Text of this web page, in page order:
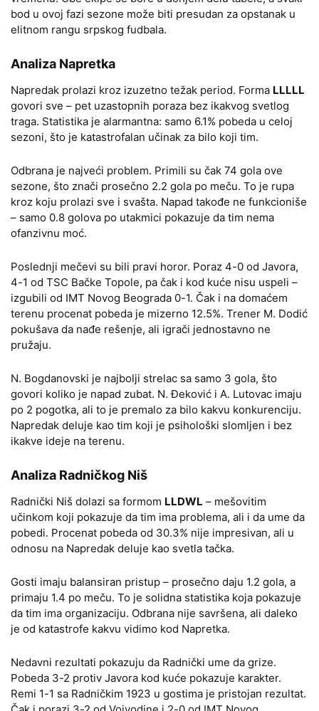
bod u ovoj fazi sezone može biti presudan za opstanak u
elitnom rangu srpskog fudbala.
Analiza Napretka
Napredak prolazi kroz izuzetno težak period. Forma LLLLL
govori sve – pet uzastopnih poraza bez ikakvog svetlog
traga. Statistika je alarmantna: samo 6.1% pobeda u celoj
sezoni, što je katastrofalan učinak za bilo koji tim.
Odbrana je najveći problem. Primili su čak 74 gola ove
sezone, što znači prosečno 2.2 gola po meču. To je rupa
kroz koju prolazi sve i svašta. Napad takođe ne funkcioniše
– samo 0.8 golova po utakmici pokazuje da tim nema
ofanzivnu moć.
Poslednji mečevi su bili pravi horor. Poraz 4-0 od Javora,
4-1 od TSC Bačke Topole, pa čak i kod kuće nisu uspeli –
izgubili od IMT Novog Beograda 0-1. Čak i na domaćem
terenu procenat pobeda je mizerno 12.5%. Trener M. Dodić
pokušava da nađe rešenje, ali igrači jednostavno ne
pružaju.
N. Bogdanovski je najbolji strelac sa samo 3 gola, što
govori koliko je napad zubat. N. Đeković i A. Lutovac imaju
po 2 pogotka, ali to je premalo za bilo kakvu konkurenciju.
Napredak deluje kao tim koji je psihološki slomljen i bez
ikakve ideje na terenu.
Analiza Radničkog Niš
Radnički Niš dolazi sa formom LLDWL – mešovitim
učinkom koji pokazuje da tim ima problema, ali i da ume da
pobedi. Procenat pobeda od 30.3% nije impresivan, ali u
odnosu na Napredak deluje kao svetla tačka.
Gosti imaju balansiran pristup – prosečno daju 1.2 gola, a
primaju 1.4 po meču. To je solidna statistika koja pokazuje
da tim ima organizaciju. Odbrana nije savršena, ali daleko
je od katastrofe kakvu vidimo kod Napretka.
Nedavni rezultati pokazuju da Radnički ume da grize.
Pobeda 3-2 protiv Javora kod kuće pokazuje karakter.
Remi 1-1 sa Radničkim 1923 u gostima je pristojan rezultat.